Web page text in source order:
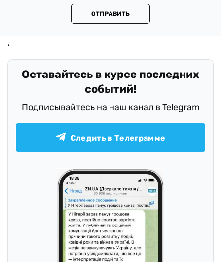
ОТПРАВИТЬ
Оставайтесь в курсе последних
событий!
Подписывайтесь на наш канал в Telegram
Следить в Телеграмме